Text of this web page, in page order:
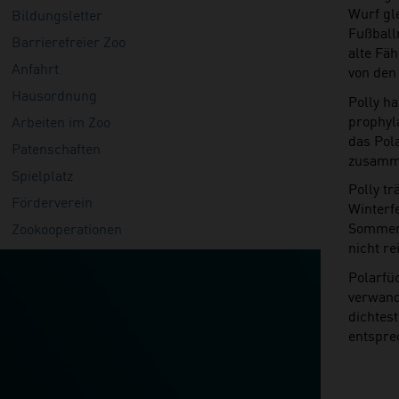
Bildungsletter
Barrierefreier Zoo
Anfahrt
Hausordnung
Arbeiten im Zoo
Patenschaften
Spielplatz
Förderverein
Zookooperationen
Wurf
alte
von
Polly
das
Polly
nicht